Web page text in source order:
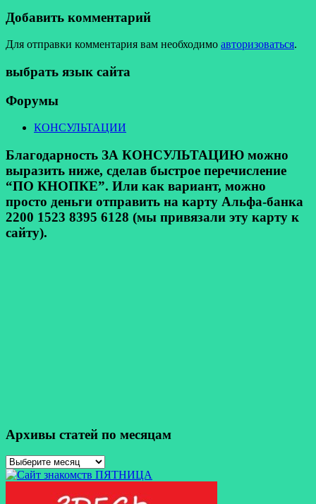
Добавить комментарий
Для отправки комментария вам необходимо авторизоваться.
выбрать язык сайта
Форумы
КОНСУЛЬТАЦИИ
Благодарность ЗА КОНСУЛЬТАЦИЮ можно
выразить ниже, сделав быстрое перечисление
“ПО КНОПКЕ”. Или как вариант, можно
просто деньги отправить на карту Альфа-банка
2200 1523 8395 6128 (мы привязали эту карту к
сайту).
Архивы статей по месяцам
Архивы
статей